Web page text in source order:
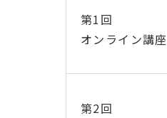
第1回
オンライン講座
第2回